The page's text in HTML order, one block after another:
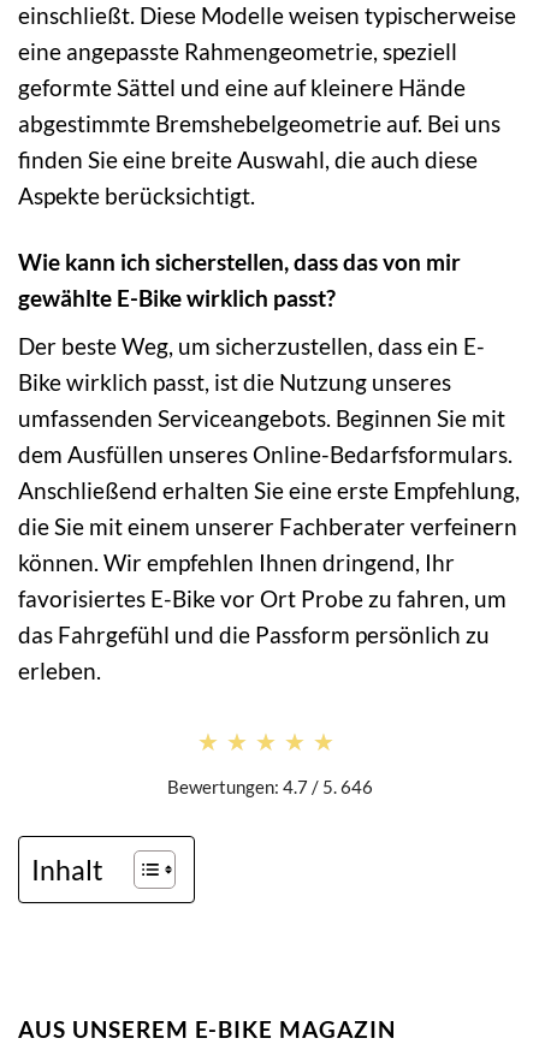
einschließt. Diese Modelle weisen typischerweise
eine angepasste Rahmengeometrie, speziell
geformte Sättel und eine auf kleinere Hände
abgestimmte Bremshebelgeometrie auf. Bei uns
finden Sie eine breite Auswahl, die auch diese
Aspekte berücksichtigt.
Wie kann ich sicherstellen, dass das von mir
gewählte E-Bike wirklich passt?
Der beste Weg, um sicherzustellen, dass ein E-
Bike wirklich passt, ist die Nutzung unseres
umfassenden Serviceangebots. Beginnen Sie mit
dem Ausfüllen unseres Online-Bedarfsformulars.
Anschließend erhalten Sie eine erste Empfehlung,
die Sie mit einem unserer Fachberater verfeinern
können. Wir empfehlen Ihnen dringend, Ihr
favorisiertes E-Bike vor Ort Probe zu fahren, um
das Fahrgefühl und die Passform persönlich zu
erleben.
★★★★★
★★★★★
Bewertungen: 4.7 / 5. 646
Inhalt
AUS UNSEREM E-BIKE MAGAZIN